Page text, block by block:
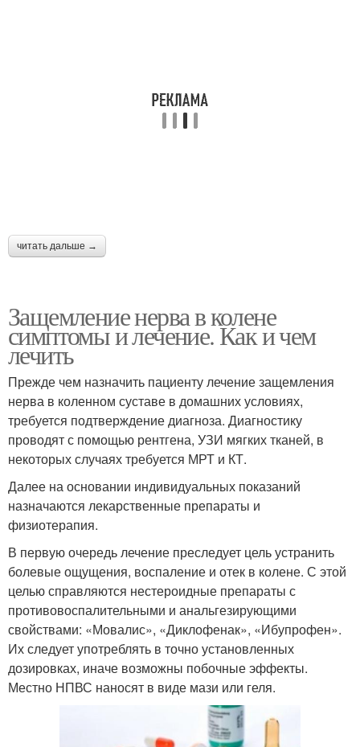
читать дальше →
Защемление нерва в колене
симптомы и лечение. Как и чем
лечить
Прежде чем назначить пациенту лечение защемления
нерва в коленном суставе в домашних условиях,
требуется подтверждение диагноза. Диагностику
проводят с помощью рентгена, УЗИ мягких тканей, в
некоторых случаях требуется МРТ и КТ.
Далее на основании индивидуальных показаний
назначаются лекарственные препараты и
физиотерапия.
В первую очередь лечение преследует цель устранить
болевые ощущения, воспаление и отек в колене. С этой
целью справляются нестероидные препараты с
противовоспалительными и анальгезирующими
свойствами: «Мовалис», «Диклофенак», «Ибупрофен».
Их следует употреблять в точно установленных
дозировках, иначе возможны побочные эффекты.
Местно НПВС наносят в виде мази или геля.